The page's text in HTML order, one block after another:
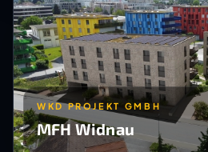
WKD PROJEKT GMBH
MFH Widnau